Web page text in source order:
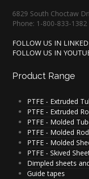
6829 South Choctaw
Phone: 1-800-833-
FOLLOW US IN
FOLLOW US IN
Product Range
PTFE - Extruded
PTFE - Extruded
PTFE - Molded
PTFE - Molded
PTFE - Molded
PTFE - Skived
Dimpled sheets
Guide tapes